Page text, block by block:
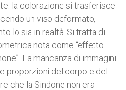
la colorazione si trasferisce
un viso deformato,
lo sia in realtà. Si tratta di
nota come “effetto
La mancanza di immagini
proporzioni del corpo e del
che la Sindone non era